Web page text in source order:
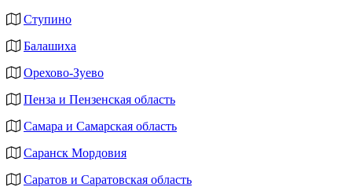
Ступино
Балашиха
Орехово-Зуево
Пенза и Пензенская область
Самара и Самарская область
Саранск Мордовия
Саратов и Саратовская область